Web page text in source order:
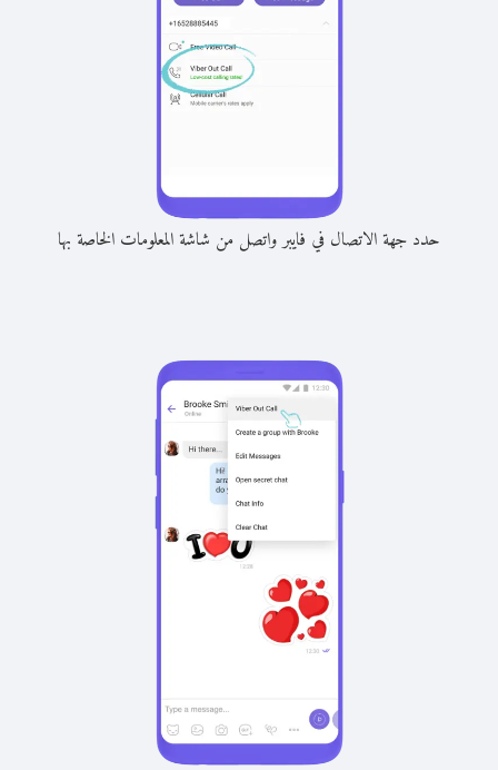
حدد جهة الاتصال في فايبر واتصل من شاشة المعلومات الخاصة بها